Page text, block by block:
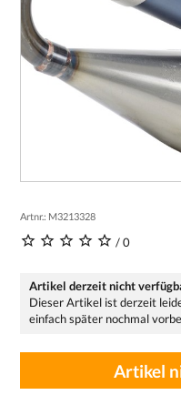
Artnr.: M3213328
/ 0
Artikel derzeit nicht
Dieser Artikel ist derzeit
einfach später nochmal
Artikel